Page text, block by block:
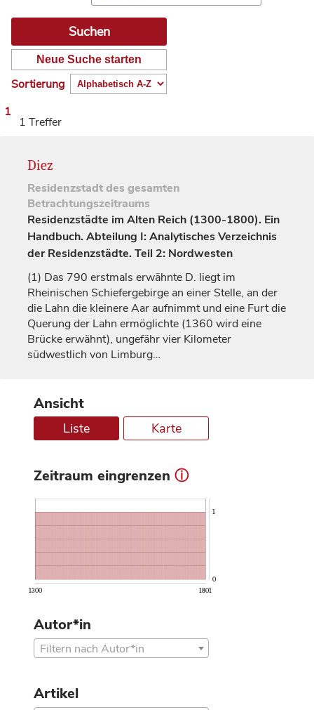
Neue Suche starten
Sortierung
1
1 Treffer
Diez
Residenzstadtdes gesamten
Betrachtungszeitraums
Residenzstädte im Alten Reich (1300-1800). Ein
Handbuch. Abteilung I: Analytisches Verzeichnis
der Residenzstädte. Teil 2: Nordwesten
(1) Das 790 erstmals erwähnte D. liegt im
Rheinischen Schiefergebirge an einer Stelle, an der
die Lahn die kleinere Aar aufnimmt und eine Furt die
Querung der Lahn ermöglichte (1360 wird eine
Brücke erwähnt), ungefähr vier Kilometer
südwestlich von Limburg…
Ansicht
Liste Karte
Zeitraum eingrenzen ⓘ
1300 1801
0
1
Autor*in
Filtern nach Autor*in
Artikel